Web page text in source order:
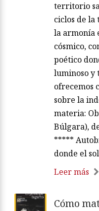
territorio
ciclos de
la armonía
cósmico,
poético
luminoso y
ofrecemos
sobre la
materia:
Búlgara),
*****
donde el
Leer más
Cómo